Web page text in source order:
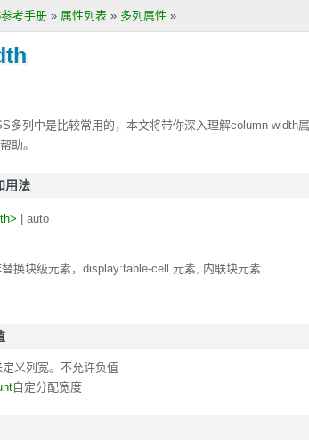
考手册 » 属性列表 » 多列属性 »
多列中是比较常用的，本文将带你深入理解column-width
助。
用法
| auto
换块级元素，display:table-cell 元素, 内联块元素
义列宽。不允许负值
自定分配宽度